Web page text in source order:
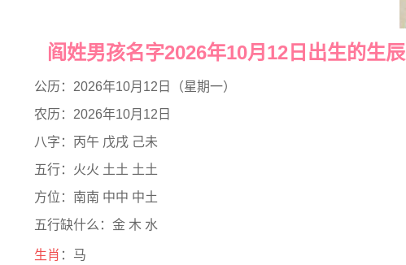
阎姓男孩名字2026年10月12日出生的生辰
公历：2026年10月12日（星期一）
农历：2026年10月12日
八字：丙午 戊戌 己未
五行：火火 土土 土土
方位：南南 中中 中土
五行缺什么：金 木 水
生肖 ：马